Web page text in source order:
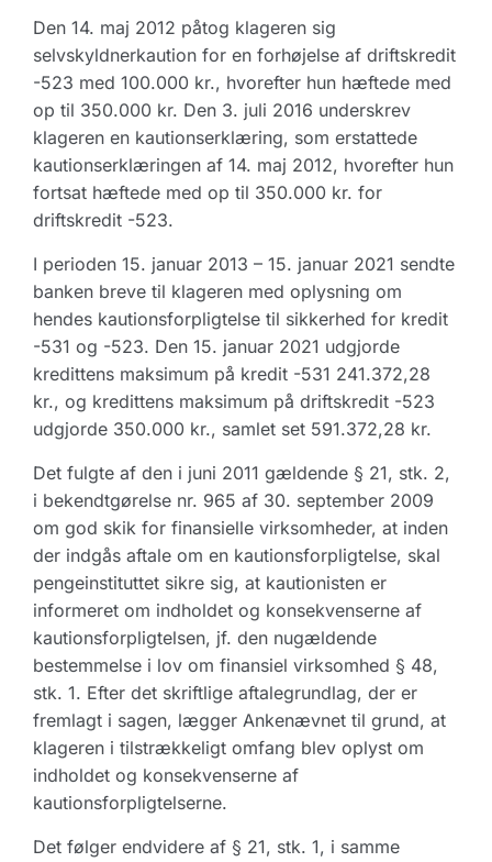
Den 14. maj 2012 påtog klageren sig
selvskyldnerkaution for en forhøjelse af driftskredit
-523 med 100.000 kr., hvorefter hun hæftede med
op til 350.000 kr. Den 3. juli 2016 underskrev
klageren en kautionserklæring, som erstattede
kautionserklæringen af 14. maj 2012, hvorefter hun
fortsat hæftede med op til 350.000 kr. for
driftskredit -523.
I perioden 15. januar 2013 – 15. januar 2021 sendte
banken breve til klageren med oplysning om
hendes kautionsforpligtelse til sikkerhed for kredit
-531 og -523. Den 15. januar 2021 udgjorde
kredittens maksimum på kredit -531 241.372,28
kr., og kredittens maksimum på driftskredit -523
udgjorde 350.000 kr., samlet set 591.372,28 kr.
Det fulgte af den i juni 2011 gældende § 21, stk. 2,
i bekendtgørelse nr. 965 af 30. september 2009
om god skik for finansielle virksomheder, at inden
der indgås aftale om en kautionsforpligtelse, skal
pengeinstituttet sikre sig, at kautionisten er
informeret om indholdet og konsekvenserne af
kautionsforpligtelsen, jf. den nugældende
bestemmelse i lov om finansiel virksomhed § 48,
stk. 1. Efter det skriftlige aftalegrundlag, der er
fremlagt i sagen, lægger Ankenævnet til grund, at
klageren i tilstrækkeligt omfang blev oplyst om
indholdet og konsekvenserne af
kautionsforpligtelserne.
Det følger endvidere af § 21, stk. 1, i samme